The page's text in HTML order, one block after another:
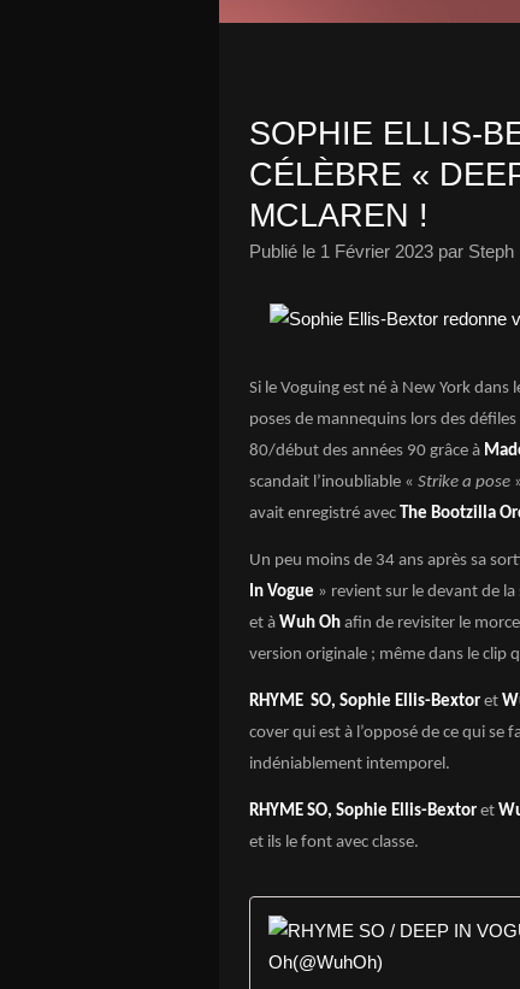
SOPHIE ELLIS-
CÉLÈBRE «
MCLAREN !
Publié le 1 Février 2023 par
Si le Voguing est né à New York dans
poses de mannequins lors des
80/début des années 90 grâce à
scandait l’inoubliable « Strike a pose
avait enregistré avec The Bootzilla
Un peu moins de 34 ans après sa
In Vogue » revient sur le devant de la
et à Wuh Oh afin de revisiter le
version originale ; même dans le clip
RHYME SO, Sophie Ellis-Bextor et
cover qui est à l’opposé de ce qui
indéniablement intemporel.
RHYME SO, Sophie Ellis-Bextor et
et ils le font avec classe.